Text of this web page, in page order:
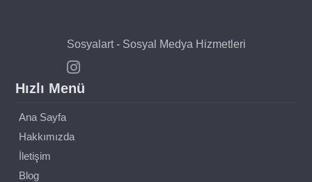
Sosyalart - Sosyal Medya Hizmetleri
Hızlı Menü
Ana Sayfa
Hakkımızda
İletişim
Blog